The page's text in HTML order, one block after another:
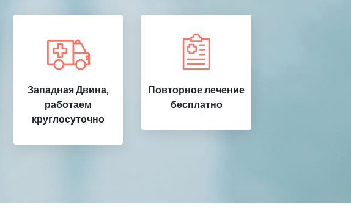
Западная Двина,
работаем
круглосуточно
Повторное лечение
бесплатно